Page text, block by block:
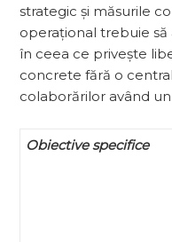
strategic și măsurile
operațional trebuie
în ceea ce privește
concrete fără o
colaborărilor având
Obiective specifice